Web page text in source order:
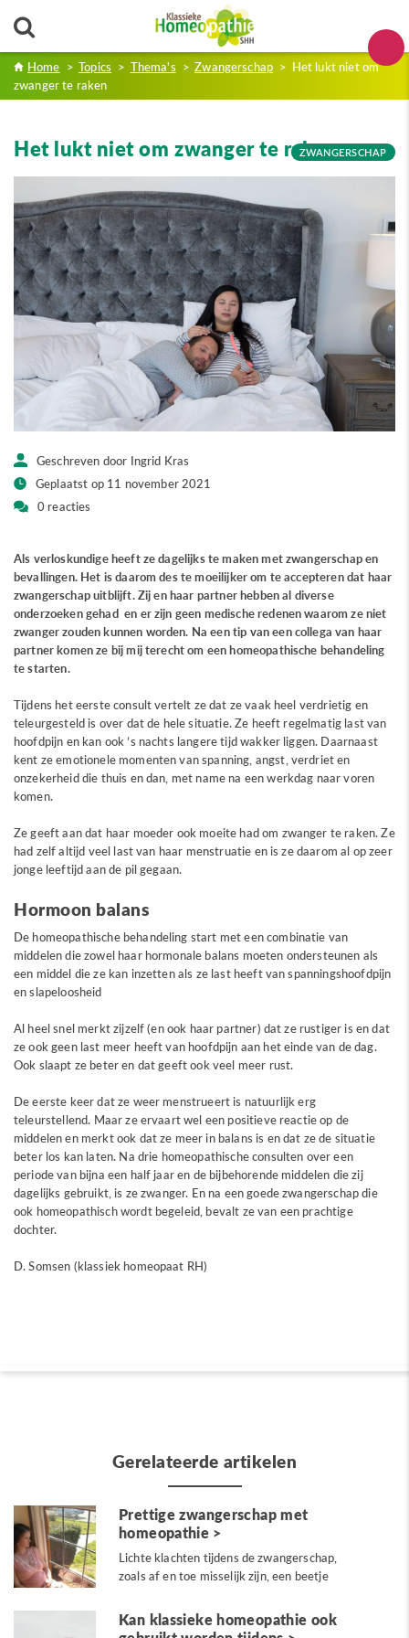
Home > Topics > Thema's > Zwangerschap > Het lukt niet om
zwanger te raken
Het lukt niet om zwanger te rakenZWANGERSCHAP
Geschreven door Ingrid Kras
Geplaatst op 11 november 2021
0 reacties
Als verloskundige heeft ze dagelijks te maken met zwangerschap en
bevallingen. Het is daarom des te moeilijker om te accepteren dat haar
zwangerschap uitblijft. Zij en haar partner hebben al diverse
onderzoeken gehad en er zijn geen medische redenen waarom ze niet
zwanger zouden kunnen worden. Na een tip van een collega van haar
partner komen ze bij mij terecht om een homeopathische behandeling
te starten.
Tijdens het eerste consult vertelt ze dat ze vaak heel verdrietig en
teleurgesteld is over dat de hele situatie. Ze heeft regelmatig last van
hoofdpijn en kan ook ’s nachts langere tijd wakker liggen. Daarnaast
kent ze emotionele momenten van spanning, angst, verdriet en
onzekerheid die thuis en dan, met name na een werkdag naar voren
komen.
Ze geeft aan dat haar moeder ook moeite had om zwanger te raken. Ze
had zelf altijd veel last van haar menstruatie en is ze daarom al op zeer
jonge leeftijd aan de pil gegaan.
Hormoon balans
De homeopathische behandeling start met een combinatie van
middelen die zowel haar hormonale balans moeten ondersteunen als
een middel die ze kan inzetten als ze last heeft van spanningshoofdpijn
en slapeloosheid
Al heel snel merkt zijzelf (en ook haar partner) dat ze rustiger is en dat
ze ook geen last meer heeft van hoofdpijn aan het einde van de dag.
Ook slaapt ze beter en dat geeft ook veel meer rust.
De eerste keer dat ze weer menstrueert is natuurlijk erg
teleurstellend. Maar ze ervaart wel een positieve reactie op de
middelen en merkt ook dat ze meer in balans is en dat ze de situatie
beter los kan laten. Na drie homeopathische consulten over een
periode van bijna een half jaar en de bijbehorende middelen die zij
dagelijks gebruikt, is ze zwanger. En na een goede zwangerschap die
ook homeopathisch wordt begeleid, bevalt ze van een prachtige
dochter.
D. Somsen (klassiek homeopaat RH)
Gerelateerde artikelen
Prettige zwangerschap met
homeopathie
Lichte klachten tijdens de zwangerschap,
zoals af en toe misselijk zijn, een beetje
Kan klassieke homeopathie ook